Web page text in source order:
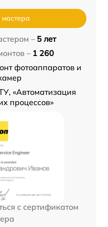
– 5 лет
– 1 260
фотоаппаратов и
«Автоматизация
процессов»
с сертификатом